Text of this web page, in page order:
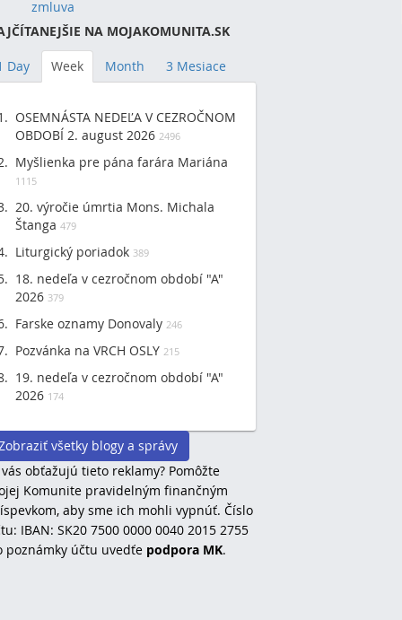
zmluva
NA MOJAKOMUNITA.SK
Day Week Month 3 Mesiace
OSEMNÁSTA NEDEĽA V CEZROČNOM
OBDOBÍ 2. august 2026 2496
Myšlienka pre pána farára Mariána
1115
20. výročie úmrtia Mons. Michala
Štanga 479
Liturgický poriadok 389
18. nedeľa v cezročnom období "A"
2026 379
Farske oznamy Donovaly 246
Pozvánka na VRCH OSLY 215
19. nedeľa v cezročnom období "A"
2026 174
všetky blogy a správy
obťažujú tieto reklamy? Pomôžte
Komunite pravidelným finančným
aby sme ich mohli vypnúť. Číslo
IBAN: SK20 7500 0000 0040 2015 2755
poznámky účtu uvedťe podpora MK.